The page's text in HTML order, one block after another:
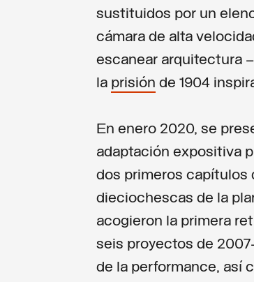
sustituidos por un
cámara de alta
escanear arquitectura
la prisión de 1904
En enero 2020, se
adaptación expositiva
dos primeros capítulos
dieciochescas de la
acogieron la primera
seis proyectos de
de la performance, así